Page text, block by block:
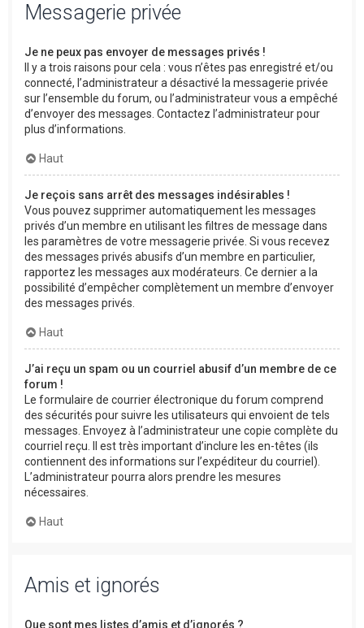
Messagerie privée
Je ne peux pas envoyer de messages privés !
Il y a trois raisons pour cela : vous n’êtes pas enregistré et/ou
connecté, l’administrateur a désactivé la messagerie privée
sur l’ensemble du forum, ou l’administrateur vous a empêché
d’envoyer des messages. Contactez l’administrateur pour
plus d’informations.
Haut
Je reçois sans arrêt des messages indésirables !
Vous pouvez supprimer automatiquement les messages
privés d’un membre en utilisant les filtres de message dans
les paramètres de votre messagerie privée. Si vous recevez
des messages privés abusifs d’un membre en particulier,
rapportez les messages aux modérateurs. Ce dernier a la
possibilité d’empêcher complètement un membre d’envoyer
des messages privés.
Haut
J’ai reçu un spam ou un courriel abusif d’un membre de ce
forum !
Le formulaire de courrier électronique du forum comprend
des sécurités pour suivre les utilisateurs qui envoient de tels
messages. Envoyez à l’administrateur une copie complète du
courriel reçu. Il est très important d’inclure les en-têtes (ils
contiennent des informations sur l’expéditeur du courriel).
L’administrateur pourra alors prendre les mesures
nécessaires.
Haut
Amis et ignorés
Que sont mes listes d’amis et d’ignorés ?